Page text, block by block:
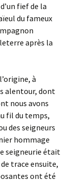
fief de la
du fameux
après la
à
alentour, dont
nous avons
fil du temps,
des seigneurs
hommage
seigneurie était
de trace ensuite,
ont été